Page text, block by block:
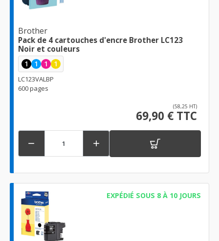
Brother
Pack de 4 cartouches d'encre Brother LC123
Noir et couleurs
1 1 1 1
LC123VALBP
600 pages
(58,25 HT)
69,90 € TTC
 
EXPÉDIÉ SOUS 8 À 10 JOURS